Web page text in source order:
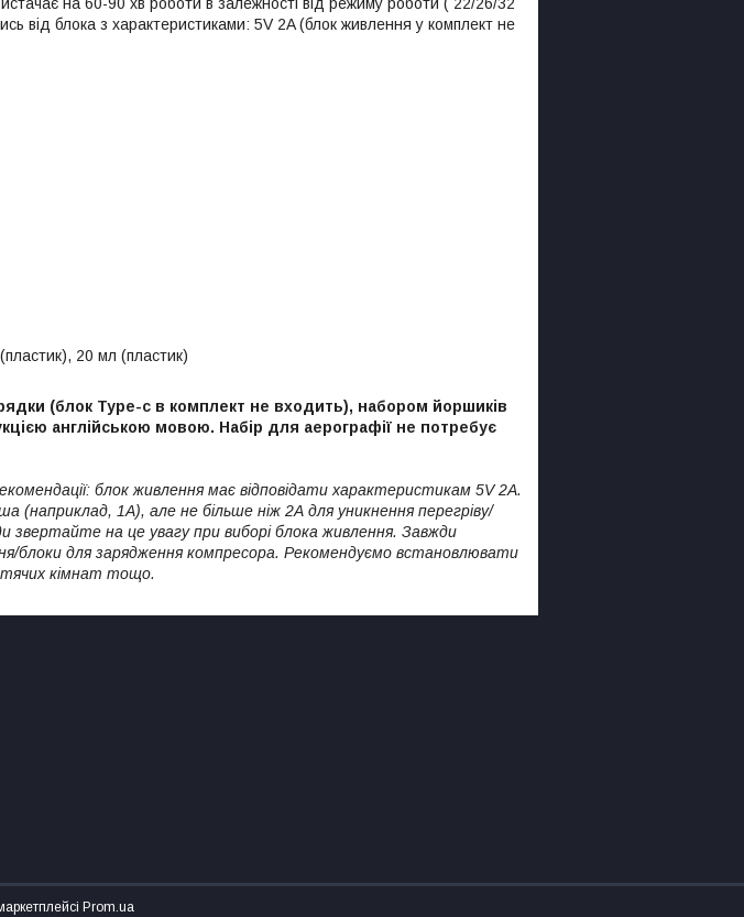
від блока з характеристиками: 5V 2A (блок живлення у комплект не
20 мл (пластик)
(блок Type-c в комплект не входить), набором йоршиків
англійською мовою. Набір для аерографії не потребує
блок живлення має відповідати характеристикам 5V 2A.
(наприклад, 1А), але не більше ніж 2А для уникнення перегріву/
звертайте на це увагу при виборі блока живлення. Завжди
блоки для зарядження компресора. Рекомендуємо встановлювати
кімнат тощо.
Prom.ua